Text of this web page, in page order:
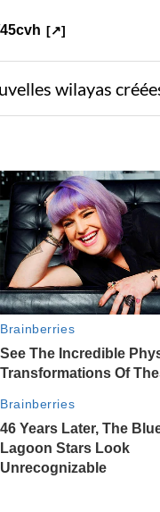
wilayas